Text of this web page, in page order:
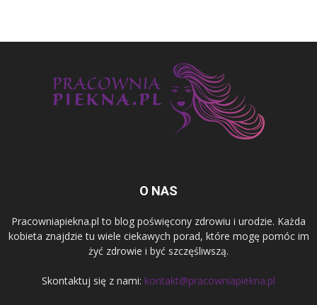
O NAS
Pracowniapiekna.pl to blog poświęcony zdrowiu i urodzie. Każda
kobieta znajdzie tu wiele ciekawych porad, które mogę pomóc im
żyć zdrowie i być szczęśliwszą.
Skontaktuj się z nami: kontakt@pracowniapiekna.pl